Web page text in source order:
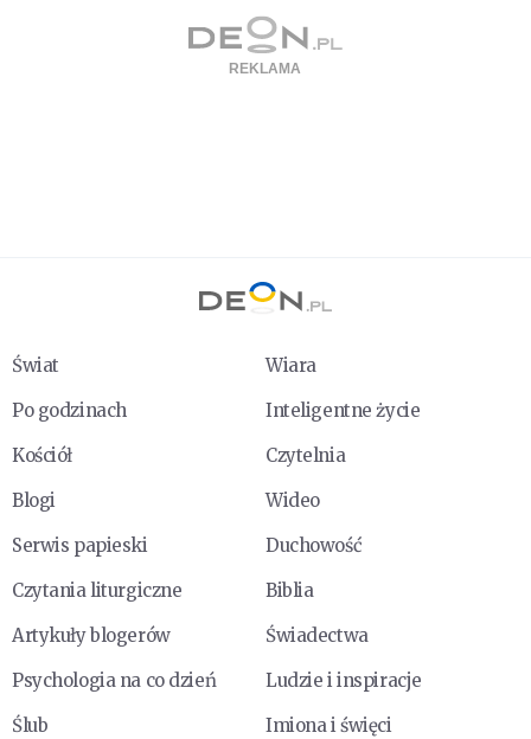
Świat
Wiara
Po godzinach
Inteligentne życie
Kościół
Czytelnia
Blogi
Wideo
Serwis papieski
Duchowość
Czytania liturgiczne
Biblia
Artykuły blogerów
Świadectwa
Psychologia na co dzień
Ludzie i inspiracje
Ślub
Imiona i święci